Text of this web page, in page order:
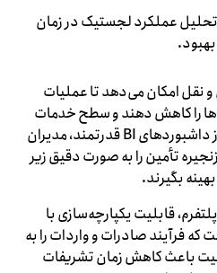
عملکرد لجستیک در زمان
نقل امکان می‌دهد تا عملیات
را کاهش دهند و سطح خدمات
خود را ارتقا دهند. با استفاده از داشبوردهای BI قدرتمند، مدیران
تأمین را به صورت دقیق زیر
بگیرند.
قابلیت یکپارچه‌سازی با
فرآیند صادرات و واردات را به
باعث کاهش زمان تشریفات